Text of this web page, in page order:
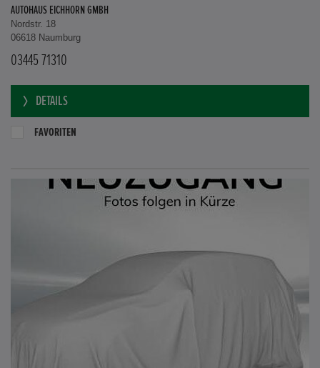
AUTOHAUS EICHHORN GMBH
Nordstr. 18
06618 Naumburg
03445 71310
DETAILS
FAVORITEN